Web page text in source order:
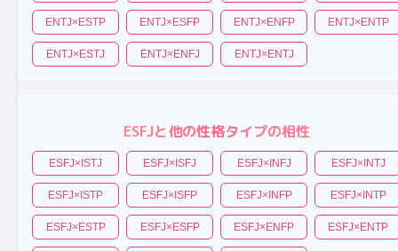
ENTJ× ESTP ENTJ× ESFP ENTJ× ENFP ENTJ× ENTP
ENTJ× ESTJ ENTJ× ENFJ ENTJ× ENTJ
ESFJと他の性格タイプの相性
ESFJ× ISTJ ESFJ× ISFJ ESFJ× INFJ ESFJ× INTJ
ESFJ× ISTP ESFJ× ISFP ESFJ× INFP ESFJ× INTP
ESFJ× ESTP ESFJ× ESFP ESFJ× ENFP ESFJ× ENTP